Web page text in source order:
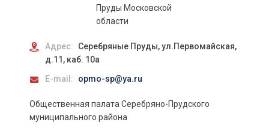
Адрес:
Серебряные Пруды, ул.Первомайская,
д.11, каб. 10а
E-mail:
opmo-sp@ya.ru
Общественная палата Серебряно-Прудского
муниципального района